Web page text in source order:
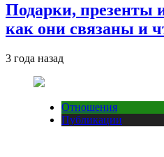
Подарки, презенты
как они связаны и
3 года назад
Отношения
Публикации